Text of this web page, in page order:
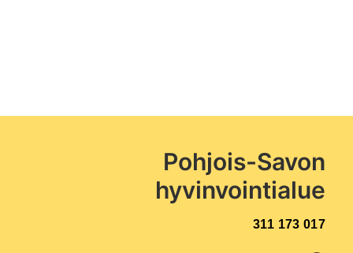
Pohjois-Savon
hyvinvointialue
017 173 311